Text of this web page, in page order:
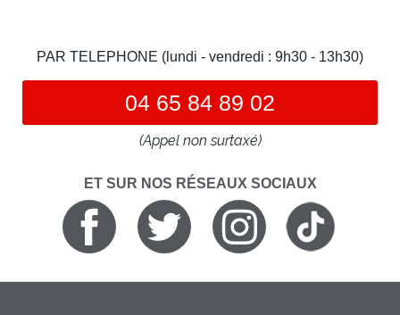
PAR TELEPHONE (lundi - vendredi : 9h30 - 13h30)
04 65 84 89 02
(Appel non surtaxé)
ET SUR NOS RÉSEAUX SOCIAUX